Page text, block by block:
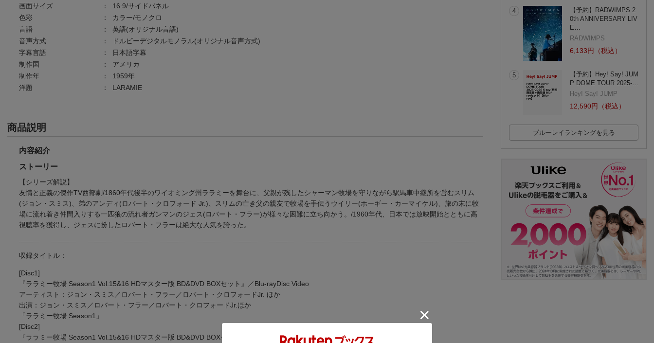
画面サイズ
： 16:9/サイドパネル
色彩
：
カラー/モノクロ
言語
： 英語(オリジナル言語)
音声方式
：
ドルビーデジタルモノラル(オリジナル音声方式)
字幕言語
：
日本語字幕
制作国
： アメリカ
制作年
： 1959年
洋題
： LARAMIE
商品説明
内容紹介
ストーリー
【シリーズ解説】
友情と正義の傑作TV西部劇/1860年代後半のワイオミング州ララミーを舞台に、父親が残したシャーマン牧場を守りながら駅馬車中継所を営むスリム
(ジョン・スミス)、弟のアンディ(ロバート・クロフォード Jr.)、スリムの亡き父の親友で牧場を手伝うウイリー(ホーギー・カーマイケル)、旅の末に牧
場に流れ着き仲間入りする一匹狼の流れ者ガンマンのジェス(ロバート・フラー)が様々な困難に立ち向かう。/1960年代、日本では放映開始とともに高
視聴率を獲得し、ジェスに扮したロバート・フラーは絶大な人気を誇った。
収録タイトル：
[Disc1]
『ララミー牧場 Season1 Vol.15&16 HDマスター版 BD&DVD BOXセット』／Blu-rayDisc Video
アーティスト：ジョン・スミス／ロバート・フラー／ロバート・クロフォードJr. ほか
出演：ジョン・スミス／ロバート・フラー／ロバート・クロフォードJr.ほか
「ララミー牧場 Season1」
[Disc2]
『ララミー牧場 Season1 Vol.15&16 HDマスター版 BD&DVD BOXセット』／DVD
4
【予約】RADWIMPS 2
0th ANNIVERSARY LIV
E…
RADWIMPS
6,133円（税込）
5
【予約】Hey! Say! JUM
P DOME TOUR 2025-…
Hey! Say! JUMP
12,590円（税込）
ブルーレイランキングを見る